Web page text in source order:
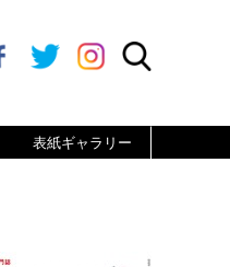
表紙ギャラリー